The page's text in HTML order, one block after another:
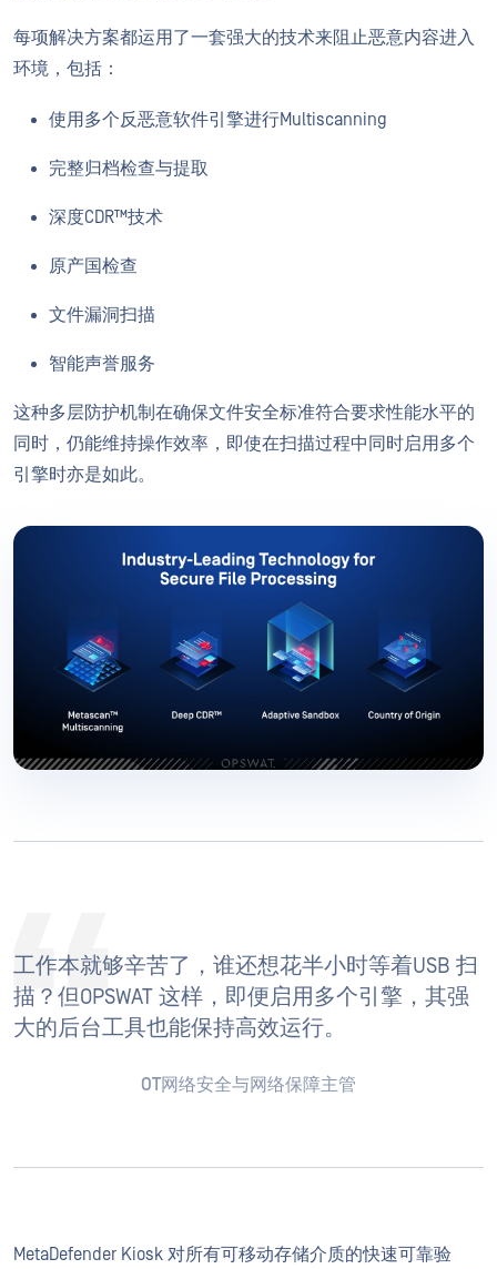
每项解决方案都运用了一套强大的技术来阻止恶意内容进入
环境，包括：
使用多个反恶意软件引擎进行Multiscanning
完整归档检查与提取
深度CDR™技术
原产国检查
文件漏洞扫描
智能声誉服务
这种多层防护机制在确保文件安全标准符合要求性能水平的
同时，仍能维持操作效率，即使在扫描过程中同时启用多个
引擎时亦是如此。
工作本就够辛苦了，谁还想花半小时等着USB 扫
描？但OPSWAT 这样，即便启用多个引擎，其强
大的后台工具也能保持高效运行。
OT网络安全与网络保障主管
MetaDefender Kiosk 对所有可移动存储介质的快速可靠验